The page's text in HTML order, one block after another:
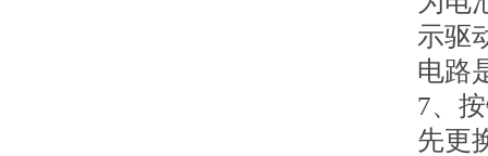
示驱
电路
7、
先更